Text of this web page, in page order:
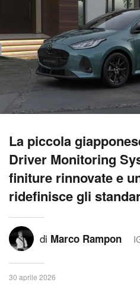
La piccola
Driver Monitoring
finiture rinnovate e
ridefinisce gli
di Marco Rampon
30 aprile 2026